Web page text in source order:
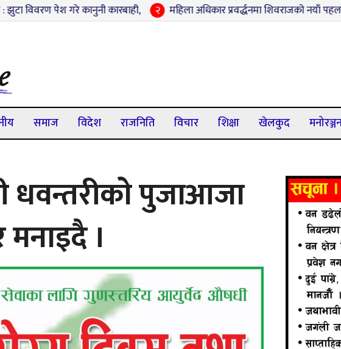
गरे कानुनी कारबाही, २ महिला अधिकार प्रवर्द्धनमा शिवराजको नयाँ पहल : चन्द्रौटामा
समाज विदेश राजनिति विचार शिक्षा खेलकुद
धवन्तरीकाे पुजाआजा
मनाइदै ।